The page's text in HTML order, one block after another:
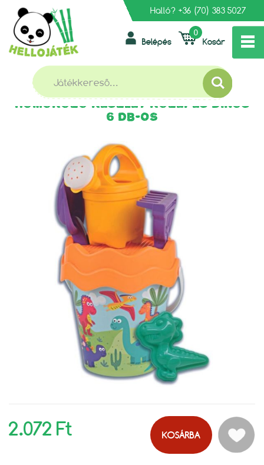
Halló? +36 (70) 383 5027
Kosár
0
Belépés
FŐOLDAL KERTI, KÜLTÉRI JÁTÉKOK »
HOMOKOZÓ KÉSZLETEK »
HOMOKOZÓ KÉSZLET KÖZEPES DINÓS 6 DB-OS
HOMOKOZÓ KÉSZLET KÖZEPES DINÓS
6 DB-OS
2.072 Ft KOSÁRBA